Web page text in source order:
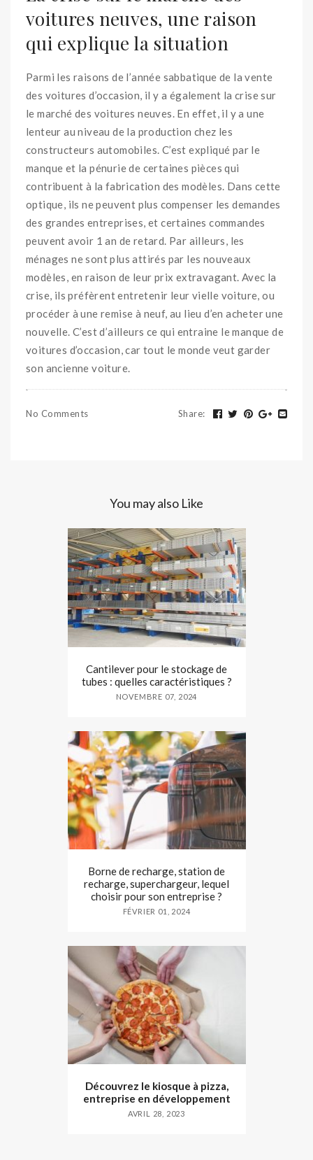
voitures neuves, une raison
qui explique la situation
Parmi les raisons de l’année sabbatique de la vente
des voitures d’occasion, il y a également la crise sur
le marché des voitures neuves. En effet, il y a une
lenteur au niveau de la production chez les
constructeurs automobiles. C’est expliqué par le
manque et la pénurie de certaines pièces qui
contribuent à la fabrication des modèles. Dans cette
optique, ils ne peuvent plus compenser les demandes
des grandes entreprises, et certaines commandes
peuvent avoir 1 an de retard. Par ailleurs, les
ménages ne sont plus attirés par les nouveaux
modèles, en raison de leur prix extravagant. Avec la
crise, ils préfèrent entretenir leur vielle voiture, ou
procéder à une remise à neuf, au lieu d’en acheter une
nouvelle. C’est d’ailleurs ce qui entraine le manque de
voitures d’occasion, car tout le monde veut garder
son ancienne voiture.
No Comments Share:
You may also Like
Cantilever pour le stockage de
tubes : quelles caractéristiques ?
NOVEMBRE 07, 2024
Borne de recharge, station de
recharge, superchargeur, lequel
choisir pour son entreprise ?
FÉVRIER 01, 2024
Découvrez le kiosque à pizza,
entreprise en développement
AVRIL 28, 2023